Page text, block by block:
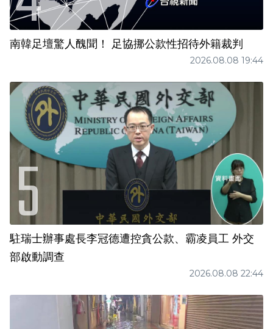
南韓足壇驚人醜聞！ 足協挪公款性招待外籍裁判
2026.08.08 19:44
駐瑞士辦事處長李冠德遭控貪公款、霸凌員工 外交
部啟動調查
2026.08.08 22:44